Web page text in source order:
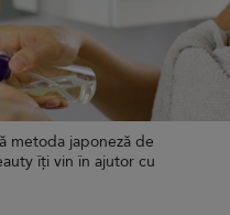
metoda japoneză de
îți vin în ajutor cu